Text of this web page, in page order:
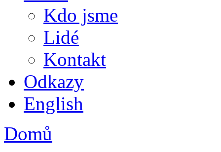
Kdo jsme
Lidé
Kontakt
Odkazy
English
Domů